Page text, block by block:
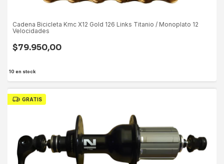
Cadena Bicicleta Kmc X12 Gold 126 Links Titanio / Monoplato 12
Velocidades
$79.950,00
10 en stock
GRATIS